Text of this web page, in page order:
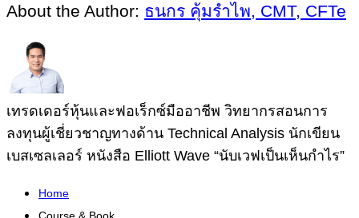
About the Author: ธนกร คุ้มรำไพ, CMT, CFTe
เทรดเดอร์หุ้นและฟอเร็กซ์มืออาชีพ วิทยากรสอนการ
ลงทุนผู้เชี่ยวชาญทางด้าน Technical Analysis นักเขียน
เบสเซลเลอร์ หนังสือ Elliott Wave “นับเวฟเป็นเห็นกำไร”
Home